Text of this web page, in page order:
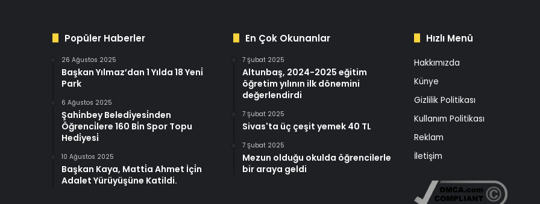
Popüler Haberler
26 Ağustos 2025
Başkan Yılmaz’dan 1 Yılda 18 Yeni̇
Park
6 Ağustos 2025
Şahi̇nbey Beledi̇yesi̇nden
Öğrenci̇lere 160 Bi̇n Spor Topu
Hedi̇yesi̇
10 Ağustos 2025
Başkan Kaya, Matti̇a Ahmet İçi̇n
Adalet Yürüyüşüne Katildi.
En Çok Okunanlar
7 Şubat 2025
Altunbaş, 2024-2025 eğitim
öğretim yılının ilk dönemini
değerlendirdi
7 Şubat 2025
Sivas'ta üç çeşit yemek 40 TL
7 Şubat 2025
Mezun olduğu okulda öğrencilerle
bir araya geldi
Hızlı Menü
Hakkımızda
Künye
Gizlilik Politikası
Kullanım Politikası
Reklam
İletişim